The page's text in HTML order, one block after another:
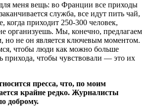
меня вещь: во Франции все приходы
служба, все идут пить чай,
приходит 250-300 человек,
организуешь. Мы, конечно, предлагаем
не он является ключевым моментом.
чтобы люди как можно больше
прихода, чтобы чувствовали — это их
пресса, что, по моим
крайне редко. Журналисты
доброму.